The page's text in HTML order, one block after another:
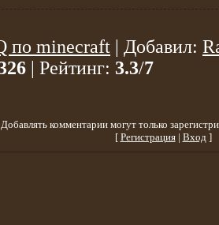
по minecraft | Добавил:
| Рейтинг: 3.3/7
Добавлять комментарии могут только
[ Регистрация| Вход ]